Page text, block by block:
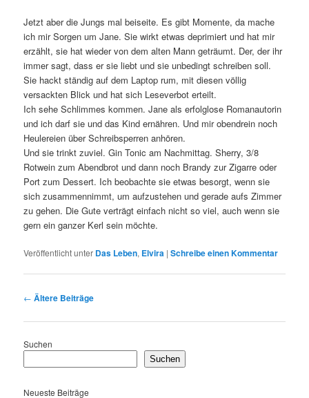
Jetzt aber die Jungs mal beiseite. Es gibt Momente, da mache
ich mir Sorgen um Jane. Sie wirkt etwas deprimiert und hat mir
erzählt, sie hat wieder von dem alten Mann geträumt. Der, der ihr
immer sagt, dass er sie liebt und sie unbedingt schreiben soll.
Sie hackt ständig auf dem Laptop rum, mit diesen völlig
versackten Blick und hat sich Leseverbot erteilt.
Ich sehe Schlimmes kommen. Jane als erfolglose Romanautorin
und ich darf sie und das Kind ernähren. Und mir obendrein noch
Heulereien über Schreibsperren anhören.
Und sie trinkt zuviel. Gin Tonic am Nachmittag. Sherry, 3/8
Rotwein zum Abendbrot und dann noch Brandy zur Zigarre oder
Port zum Dessert. Ich beobachte sie etwas besorgt, wenn sie
sich zusammennimmt, um aufzustehen und gerade aufs Zimmer
zu gehen. Die Gute verträgt einfach nicht so viel, auch wenn sie
gern ein ganzer Kerl sein möchte.
Veröffentlicht unter Das Leben, Elvira |Schreibe einen Kommentar
Beitragsnavigation
← Ältere Beiträge
Suchen
Suchen
Neueste Beiträge